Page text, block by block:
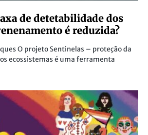
de detetabilidade dos
é reduzida?
O projeto Sentinelas – proteção da
ecossistemas é uma ferramenta